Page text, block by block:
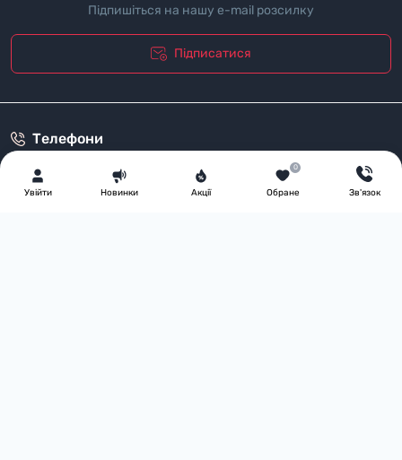
Увiйти Новинки Акції Обране
0
Зв'язок
Підпишіться на нашу e-mail розсилку
Підписатися
Телефони
Графік роботи